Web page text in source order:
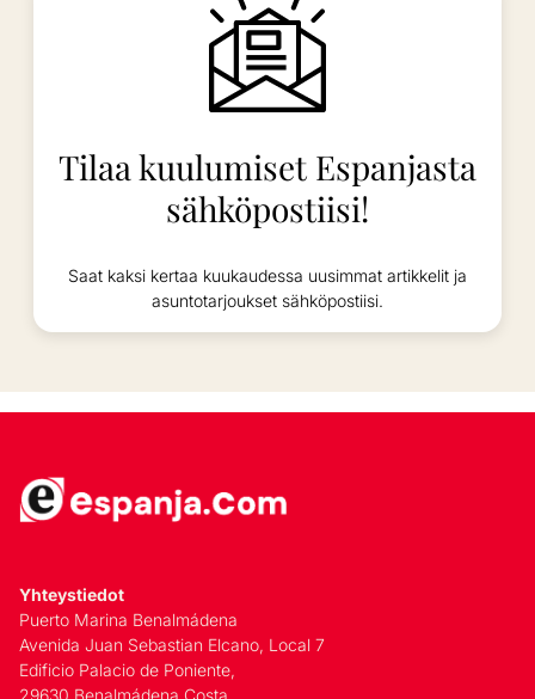
Tilaa kuulumiset Espanjasta
sähköpostiisi!
Saat kaksi kertaa kuukaudessa uusimmat artikkelit ja
asuntotarjoukset sähköpostiisi.
Yhteystiedot
Puerto Marina Benalmádena
Avenida Juan Sebastian Elcano, Local 7
Edificio Palacio de Poniente,